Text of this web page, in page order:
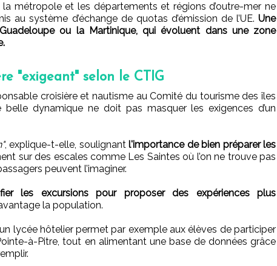
métropole et les départements et régions d’outre-mer ne
au système d’échange de quotas d’émission de l’UE. Une
ou la Martinique, qui évoluent dans une zone
"exigeant" selon le CTIG
croisière et nautisme au Comité du tourisme des îles
belle dynamique ne doit pas masquer les exigences d’un
, explique-t-elle, soulignantl'importance de bien préparer les
sur des escales comme Les Saintes où l’on ne trouve pas
peuvent l’imaginer.
les excursions pour proposer des expériences plus
la population.
lycée hôtelier permet par exemple aux élèves de participer
à-Pitre, tout en alimentant une base de données grâce